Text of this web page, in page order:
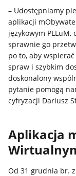
– Udostępniamy
aplikacji
językowym
sprawnie go
po to, aby
spraw i szybkim
doskonalony
pytanie pomogą
cyfryzacji Dariusz
Aplikacja
Od 31 grudnia br.